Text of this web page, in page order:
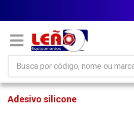
Adesivo silicone